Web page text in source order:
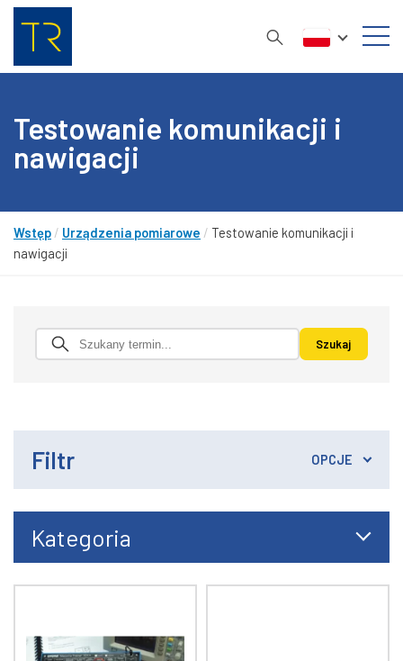
Testowanie komunikacji i
nawigacji
Wstęp / Urządzenia pomiarowe / Testowanie komunikacji i
nawigacji
Filtr OPCJE
Kategoria